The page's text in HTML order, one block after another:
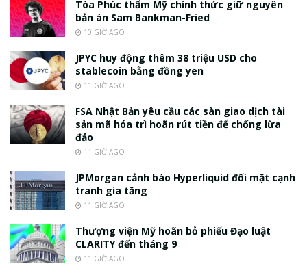
Tòa Phúc thẩm Mỹ chính thức giữ nguyên
bản án Sam Bankman-Fried
10 GIỜ AGO
JPYC huy động thêm 38 triệu USD cho
stablecoin bằng đồng yen
11 GIỜ AGO
FSA Nhật Bản yêu cầu các sàn giao dịch tài
sản mã hóa trì hoãn rút tiền để chống lừa
đảo
11 GIỜ AGO
JPMorgan cảnh báo Hyperliquid đối mặt cạnh
tranh gia tăng
11 GIỜ AGO
Thượng viện Mỹ hoãn bỏ phiếu Đạo luật
CLARITY đến tháng 9
11 GIỜ AGO